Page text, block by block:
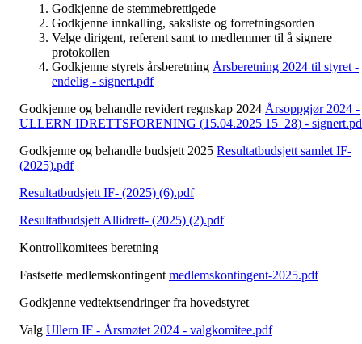
Godkjenne de stemmebrettigede
Godkjenne innkalling, saksliste og forretningsorden
Velge dirigent, referent samt to medlemmer til å signere
protokollen
Godkjenne styrets årsberetning Årsberetning 2024 til styret -
endelig - signert.pdf
Godkjenne og behandle revidert regnskap 2024 Årsoppgjør 2024 -
ULLERN IDRETTSFORENING (15.04.2025 15_28) -
Godkjenne og behandle budsjett 2025 Resultatbudsjett samlet IF-
(2025).pdf
Resultatbudsjett IF- (2025) (6).pdf
Resultatbudsjett Allidrett- (2025) (2).pdf
Kontrollkomitees beretning
Fastsette medlemskontingent medlemskontingent-2025.pdf
Godkjenne vedtektsendringer fra hovedstyret
Valg Ullern IF - Årsmøtet 2024 - valgkomitee.pdf